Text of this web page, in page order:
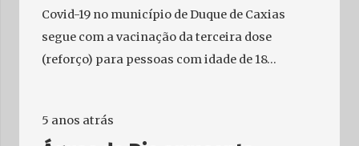
Covid-19 no município de Duque de Caxias
segue com a vacinação da terceira dose
(reforço) para pessoas com idade de 18…
5 anos atrás